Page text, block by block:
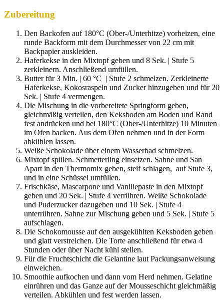
Zubereitung
Den Backofen auf 180°C (Ober-/Unterhitze) vorheizen, eine
runde Backform mit dem Durchmesser von 22 cm mit
Backpapier auskleiden.
Haferkekse in den Mixtopf geben und 8 Sek. | Stufe 5
zerkleinern. Anschließend umfüllen.
Butter für 3 Min. | 60 °C | Stufe 2 schmelzen. Zerkleinerte
Haferkekse, Kokosraspeln und Zucker hinzugeben und für 20
Sek. | Stufe 4 vermengen.
Die Mischung in die vorbereitete Springform geben,
gleichmäßig verteilen, den Keksboden am Boden und Rand
fest andrücken und bei 180°C (Ober-/Unterhitze) 10 Minuten
im Ofen backen. Aus dem Ofen nehmen und in der Form
abkühlen lassen.
Weiße Schokolade über einem Wasserbad schmelzen.
Mixtopf spülen. Schmetterling einsetzen. Sahne und San
Apart in den Thermomix geben, steif schlagen, auf Stufe 3,
und in eine Schüssel umfüllen.
Frischkäse, Mascarpone und Vanillepaste in den Mixtopf
geben und 20 Sek. | Stufe 4 verrühren. Weiße Schokolade
und Puderzucker dazugeben und 10 Sek. | Stufe 4
unterrühren. Sahne zur Mischung geben und 5 Sek. | Stufe 5
aufschlagen.
Die Schokomousse auf den ausgekühlten Keksboden geben
und glatt verstreichen. Die Torte anschließend für etwa 4
Stunden oder über Nacht kühl stellen.
Für die Fruchtschicht die Gelantine laut Packungsanweisung
einweichen.
Smoothie aufkochen und dann vom Herd nehmen. Gelatine
einrühren und das Ganze auf der Mousseschicht gleichmäßig
verteilen. Abkühlen und fest werden lassen.